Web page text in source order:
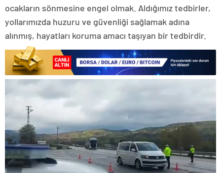
ocakların sönmesine engel olmak. Aldığımız tedbirler,
yollarımızda huzuru ve güvenliği sağlamak adına
alınmış, hayatları koruma amacı taşıyan bir tedbirdir.